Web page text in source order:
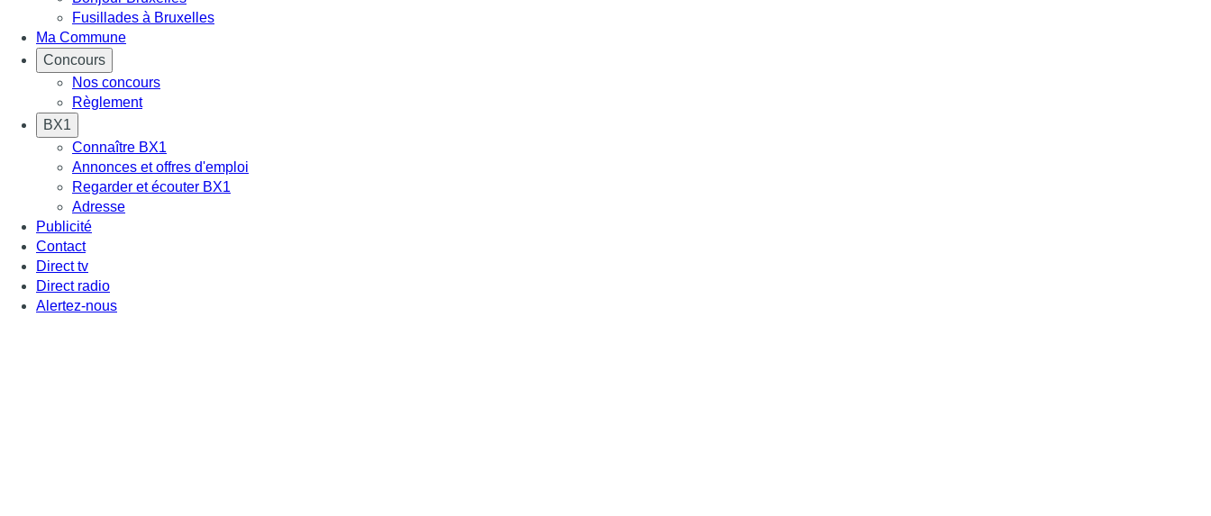
Fusillades à Bruxelles
Ma Commune
Concours
Nos concours
Règlement
BX1
Connaître BX1
Annonces et offres d'emploi
Regarder et écouter BX1
Adresse
Publicité
Contact
Direct tv
Direct radio
Alertez-nous